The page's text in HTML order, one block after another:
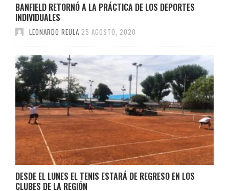
BANFIELD RETORNÓ A LA PRÁCTICA DE LOS DEPORTES
INDIVIDUALES
LEONARDO REULA 25 AGOSTO, 2020
DESDE EL LUNES EL TENIS ESTARÁ DE REGRESO EN LOS
CLUBES DE LA REGIÓN